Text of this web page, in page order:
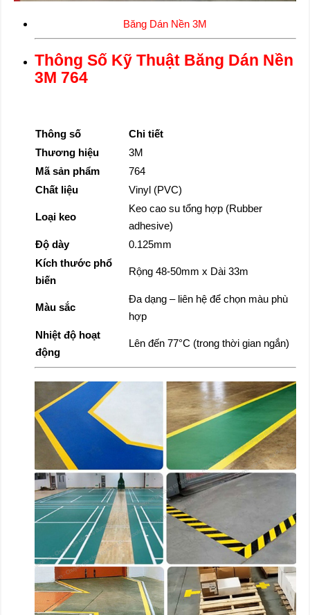
Băng Dán Nền 3M
Thông Số Kỹ Thuật Băng Dán Nền
3M 764
Thông số
Chi tiết
Thương hiệu
3M
Mã sản phẩm
764
Chất liệu
Vinyl (PVC)
Loại keo
Keo cao su tổng hợp (Rubber
adhesive)
Độ dày
0.125mm
Kích thước phổ
biến
Rộng 48-50mm x Dài 33m
Màu sắc
Đa dạng – liên hệ để chọn màu phù
hợp
Nhiệt độ hoạt
động
Lên đến 77°C (trong thời gian ngắn)